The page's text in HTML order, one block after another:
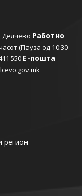
Делчево Работно
(Пауза од 10:30
550 Е-пошта
регион